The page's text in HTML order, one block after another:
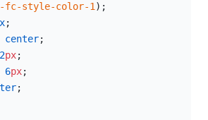
fc-style-color-1 );
;
center;
px;
6px;
;